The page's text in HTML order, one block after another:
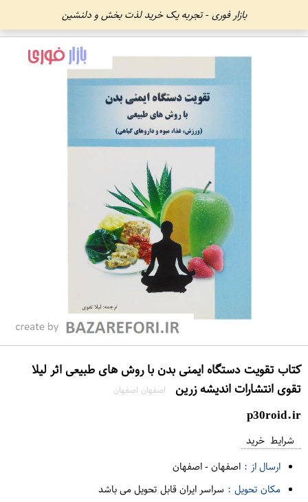
بازار فوری - تجربه یک خرید لذت بخش و دلنشین
کتاب تقویت دستگاه ایمنی بدن با روش های طبیعی اثر لیلا
تقوی انتشارات اندیشه زرین
اصفهان اصفهان
p30roid.ir
شرایط خرید
ارسال از : اصفهان-اصفهان
مکان تحویل : سراسر ایران قابل تحویل می باشد